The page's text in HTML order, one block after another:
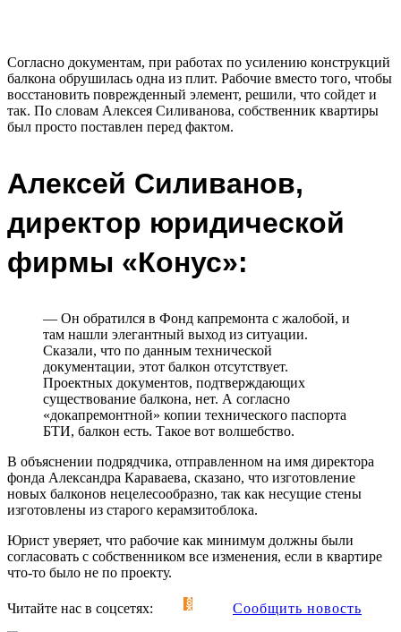
Согласно документам, при работах по усилению конструкций
балкона обрушилась одна из плит. Рабочие вместо того, чтобы
восстановить поврежденный элемент, решили, что сойдет и
так. По словам Алексея Силиванова, собственник квартиры
был просто поставлен перед фактом.
Алексей Силиванов,
директор юридической
фирмы «Конус»:
— Он обратился в Фонд капремонта с жалобой, и
там нашли элегантный выход из ситуации.
Сказали, что по данным технической
документации, этот балкон отсутствует.
Проектных документов, подтверждающих
существование балкона, нет. А согласно
«докапремонтной» копии технического паспорта
БТИ, балкон есть. Такое вот волшебство.
В объяснении подрядчика, отправленном на имя директора
фонда Александра Караваева, сказано, что изготовление
новых балконов нецелесообразно, так как несущие стены
изготовлены из старого керамзитоблока.
Юрист уверяет, что рабочие как минимум должны были
согласовать с собственником все изменения, если в квартире
что-то было не по проекту.
Читайте нас в соцсетях: Сообщить новость